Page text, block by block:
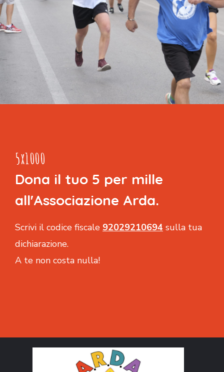
5x1000
Dona il tuo 5 per mille
all'Associazione Arda.
Scrivi il codice fiscale 92029210694 sulla tua
dichiarazione.
A te non costa nulla!